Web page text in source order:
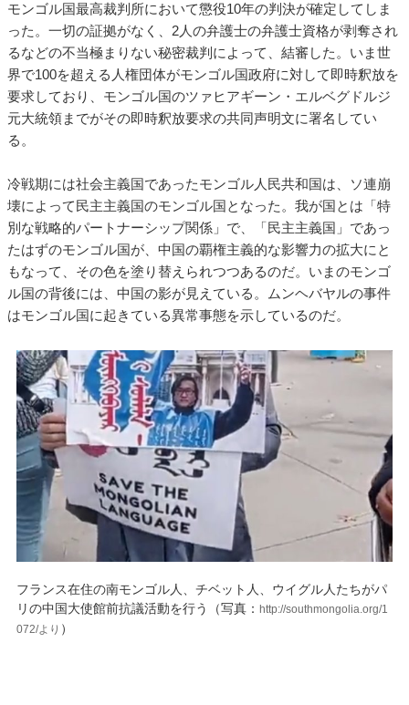
モンゴル国最高裁判所において懲役10年の判決が確定してしま
った。一切の証拠がなく、2人の弁護士の弁護士資格が剥奪され
るなどの不当極まりない秘密裁判によって、結審した。いま世
界で100を超える人権団体がモンゴル国政府に対して即時釈放を
要求しており、モンゴル国のツァヒアギーン・エルベグドルジ
元大統領までがその即時釈放要求の共同声明文に署名してい
る。
冷戦期には社会主義国であったモンゴル人民共和国は、ソ連崩
壊によって民主主義国のモンゴル国となった。我が国とは「特
別な戦略的パートナーシップ関係」で、「民主主義国」であっ
たはずのモンゴル国が、中国の覇権主義的な影響力の拡大にと
もなって、その色を塗り替えられつつあるのだ。いまのモンゴ
ル国の背後には、中国の影が見えている。ムンヘバヤルの事件
はモンゴル国に起きている異常事態を示しているのだ。
フランス在住の南モンゴル人、チベット人、ウイグル人たちがパ
リの中国大使館前抗議活動を行う（写真： http://southmongolia.org/1
072/より ）